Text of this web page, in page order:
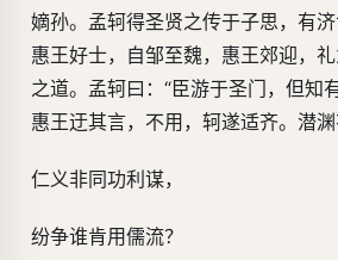
嫡孙。孟轲得圣贤之传于子思，有
惠王好士，自邹至魏，惠王郊迎，
之道。孟轲曰：“臣游于圣门，但知
惠王迂其言，不用，轲遂适齐。潜渊
仁义非同功利谋，
纷争谁肯用儒流？